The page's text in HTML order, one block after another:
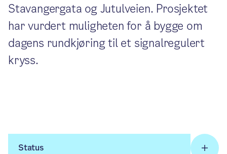
Stavangergata og Jutulveien. Prosjektet
har vurdert muligheten for å bygge om
dagens rundkjøring til et signalregulert
kryss.
Status